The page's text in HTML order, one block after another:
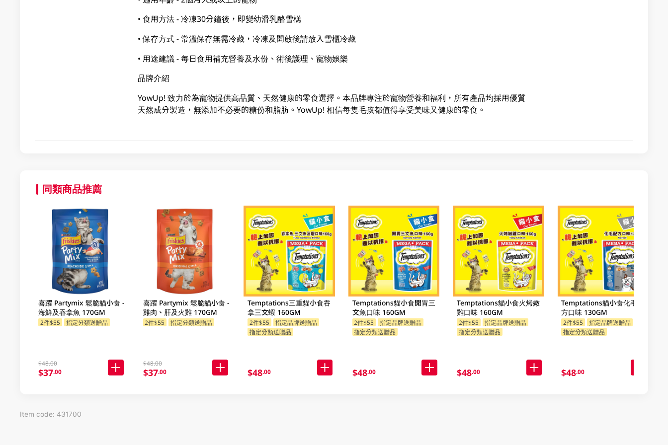
• 食用方法 - 冷凍30分鐘後，即變幼滑乳酪雪榚
• 保存方式 - 常溫保存無需冷藏，冷凍及開啟後請放入雪櫃冷藏
• 用途建議 - 每日食用補充營養及水份、術後護理、寵物娛樂
品牌介紹
YowUp! 致力於為寵物提供高品質、天然健康的零食選擇。本品牌專注於寵物營養和福利，所有產品均採用優質
天然成分製造，無添加不必要的糖份和脂肪。YowUp! 相信每隻毛孩都值得享受美味又健康的零食。
同類商品推薦
喜躍 Partymix 鬆脆貓小食 -
海鮮及吞拿魚 170GM
2件$55 指定分類送贈品
$48.00
$37.00
喜躍 Partymix 鬆脆貓小食 -
雞肉、肝及火雞 170GM
2件$55 指定分類送贈品
$48.00
$37.00
Temptations三重貓小食吞
拿三文蝦 160GM
2件$55
指定品牌送贈品
指定分類送贈品
$48.00
Temptations貓小食開胃三
文魚口味 160GM
2件$55
指定品牌送贈品
指定分類送贈品
$48.00
Temptations貓小食火烤嫩
雞口味 160GM
2件$55
指定品牌送贈品
指定分類送贈品
$48.00
Temptations貓小食化毛配
方口味 130GM
2件$55
指定品牌送贈品
指定分類送贈品
$48.00
Item code: 431700